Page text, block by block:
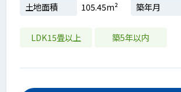
土地面積
105.45m² 築年月
LDK15畳以上 築5年以内